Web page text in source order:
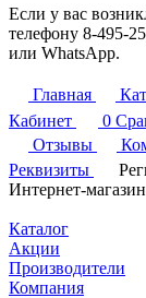
Если у вас
телефону 8-495-
или WhatsApp.
Главная
Кабинет
0
Отзывы
Реквизиты
Интернет-магазин
Каталог
Акции
Производители
Компания